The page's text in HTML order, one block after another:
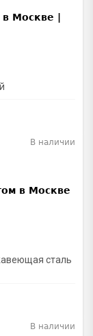
сталь
В наличии
В наличии